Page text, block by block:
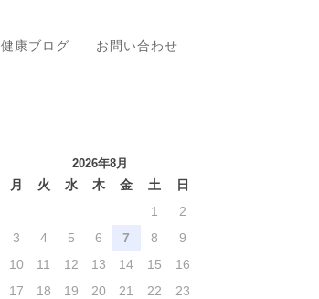
健康ブログ お問い合わせ
2026年8月
月 火 水 木 金 土
日
1
2
3
4 5 6 7 8
9
10
11 12 13 14 15
16
17
18 19 20 21 22
23